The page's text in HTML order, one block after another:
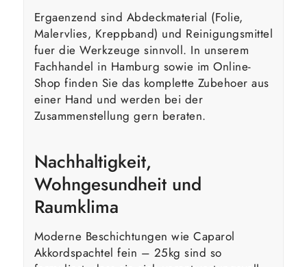
Ergaenzend sind Abdeckmaterial (Folie,
Malervlies, Kreppband) und Reinigungsmittel
fuer die Werkzeuge sinnvoll. In unserem
Fachhandel in Hamburg sowie im Online-
Shop finden Sie das komplette Zubehoer aus
einer Hand und werden bei der
Zusammenstellung gern beraten.
Nachhaltigkeit,
Wohngesundheit und
Raumklima
Moderne Beschichtungen wie Caparol
Akkordspachtel fein – 25kg sind so